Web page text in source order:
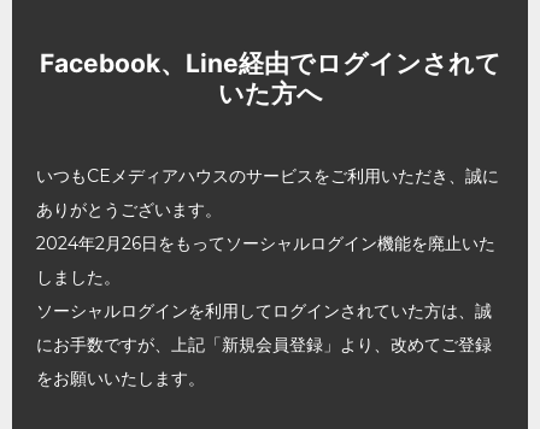
Facebook、Line経由でログインされて
いた方へ
いつもCEメディアハウスのサービスをご利用いただき、誠に
ありがとうございます。
2024年2月26日をもってソーシャルログイン機能を廃止いた
しました。
ソーシャルログインを利用してログインされていた方は、誠
にお手数ですが、上記「新規会員登録」より、改めてご登録
をお願いいたします。